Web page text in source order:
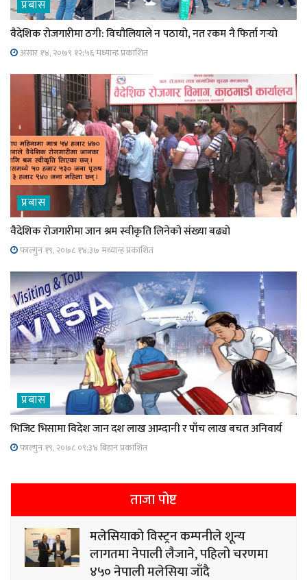
प्रबास
वैदेशिक रोजगारीमा ठगी: विचौलियाले न पठायो, नत रकम नै फिर्ता गर्‍यो
असार १४, २०७९ १२;५६ मध्यान्ह प्रकाशित
प्रबास
वैदेशिक रोजगारीमा जान श्रम स्वीकृति लिनेको संख्या बढ्याे
फाल्गुन १९, २०७८ १४;३७ मध्यान्ह प्रकाशित
प्रबास
भिजिट भिसामा विदेश जान दश लाख आम्दानी र पाँच लाख बचत अनिवार्य
फाल्गुन १९, २०७८ ०९;३४ बिहान प्रकाशित
ताजा पोष्ट
मलेसियाको विस्ट्रन कम्पनीले शून्य
लागतमा नेपाली लैजाने, पहिलो चरणमा
४५० नेपाली मलेसिया जाँदै